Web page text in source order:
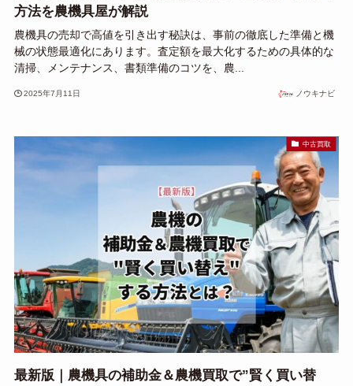
方法を農機具屋が解説
農機具の売却で高値を引き出す秘訣は、事前の徹底した準備と機
械の状態最適化にあります。査定額を最大化するための具体的な
清掃、メンテナンス、書類準備のコツを、農...
2025年7月11日 ノウキナビ
中古買取
最新版｜農機具の補助金＆農機買取で”賢く買い替